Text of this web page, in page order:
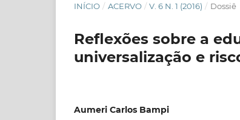
INÍCIO / ACERVO / V. 6 N. 1 (2016) / Dossiê
Reflexões sobre a
universalização e
Aumeri Carlos Bampi